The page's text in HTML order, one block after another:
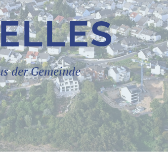
der Gemeinde